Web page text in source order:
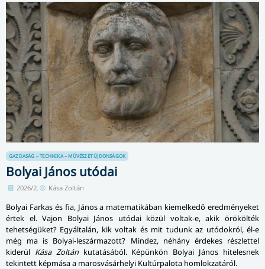
GAZDASÁG – TECHNIKA – MŰVÉSZET ÚJDONSÁGOK
Bolyai János utódai
2026/2. Kása Zoltán
Bolyai Farkas és fia, János a matematikában kiemelkedő eredményeket
értek el. Vajon Bolyai János utódai közül voltak-e, akik örökölték
tehetségüket? Egyáltalán, kik voltak és mit tudunk az utódokról, él-e
még ma is Bolyai-leszármazott? Mindez, néhány érdekes részlettel
kiderül Kása Zoltánkutatásából. Képünkön Bolyai János hitelesnek
tekintett képmása a marosvásárhelyi Kultúrpalota homlokzatáról.